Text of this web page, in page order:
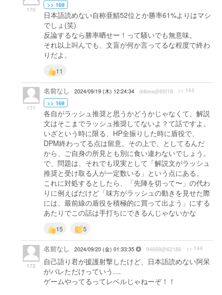
170
>> 169
日本語読めない自称亜鯖52位とか勝率61%よりはマシ
でしょ(笑)
反論するなら勝率晒せー！って騒いでも無意味。
それ以上叫んでも、文盲が何か言ってるな程度で終わ
りだよ。
11
171
名前なし 2024/09/19 (木) 12:24:34 ddbea@6f018 >> 144
>> 169
各自がラッシュ推奨と思うかどうかじゃなくて、解説
文はそこまでラッシュ推奨してないよ？て話ですよ。
いざという時に限る、HP全振りした時に盾役で、
DPM終わってる点は留意。その上で、としてるんだ
から、ご自身の所見とも別に食い違わないでしょう。
で、問題は、それでも現実として「解説文がラッシュ
推奨と受け取る人が一定数いる」という点にある。
これに対処するとしたら、「先陣を切って〜」の代わ
りに例えばだけど「味方がラッシュの動きを見せた際
には、最前線の盾役を積極的に買って出よう」にする
あたりでこの話は手打ちにできるんじゃないかな
15 5
172
名前なし 2024/09/20 (金) 01:33:35 94668@62186 >> 144
自己語り君が援護射撃したけど、日本語読めない阿呆
がバレただけっていう....
ゲームやってるってレベルじゃねーぞ！！